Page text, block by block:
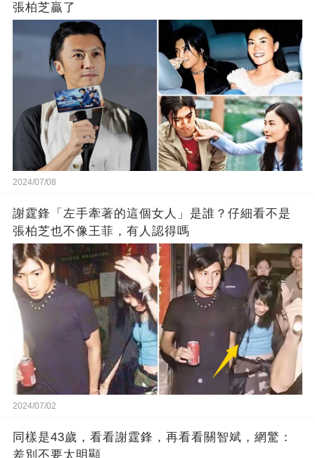
張柏芝贏了
2024/07/08
謝霆鋒「左手牽著的這個女人」是誰？仔細看不是
張柏芝也不像王菲，有人認得嗎
2024/07/02
同樣是43歲，看看謝霆鋒，再看看關智斌，網驚：
差別不要太明顯